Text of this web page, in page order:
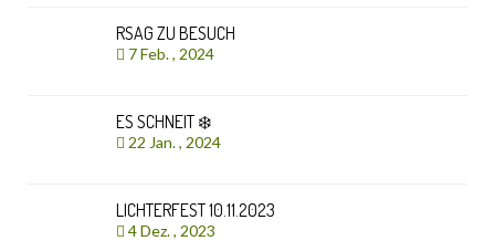
RSAG ZU BESUCH
7 Feb. , 2024
ES SCHNEIT ❄️
22 Jan. , 2024
LICHTERFEST 10.11.2023
4 Dez. , 2023